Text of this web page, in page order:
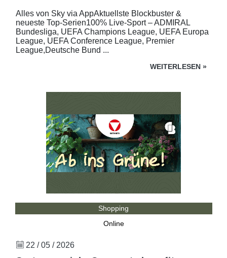
Alles von Sky via AppAktuellste Blockbuster &
neueste Top-Serien100% Live-Sport – ADMIRAL
Bundesliga, UEFA Champions League, UEFA Europa
League, UEFA Conference League, Premier
League,Deutsche Bund ...
WEITERLESEN »
Shopping
Online
22 / 05 / 2026